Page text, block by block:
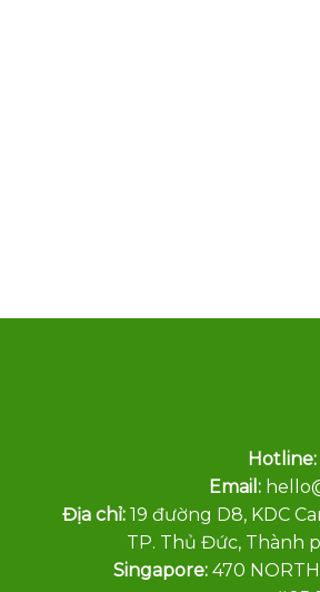
Hotline:
Email:
Địa chỉ: 19 đường D8, KDC
TP. Thủ Đức, Thành
Singapore: 470